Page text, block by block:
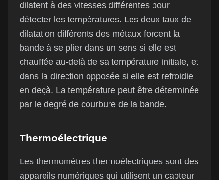
dilatent à des vitesses différentes pour
détecter les températures. Les deux taux de
dilatation différents des métaux forcent la
bande à se plier dans un sens si elle est
chauffée au-delà de sa température initiale, et
dans la direction opposée si elle est refroidie
en deçà. La température peut être déterminée
par le degré de courbure de la bande.
Thermoélectrique
Les thermomètres thermoélectriques sont des
appareils numériques qui utilisent un capteur